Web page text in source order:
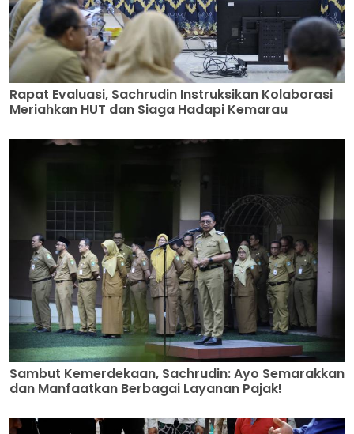
Rapat Evaluasi, Sachrudin Instruksikan Kolaborasi
Meriahkan HUT dan Siaga Hadapi Kemarau
Sambut Kemerdekaan, Sachrudin: Ayo Semarakkan
dan Manfaatkan Berbagai Layanan Pajak!